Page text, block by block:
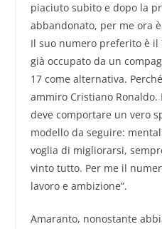
piaciuto subito e dopo la
abbandonato, per me ora
Il suo numero preferito è il
già occupato da un
17 come alternativa.
ammiro Cristiano Ronaldo.
deve comportare un vero
modello da seguire:
voglia di migliorarsi,
vinto tutto. Per me il
lavoro e ambizione”.
Amaranto, nonostante